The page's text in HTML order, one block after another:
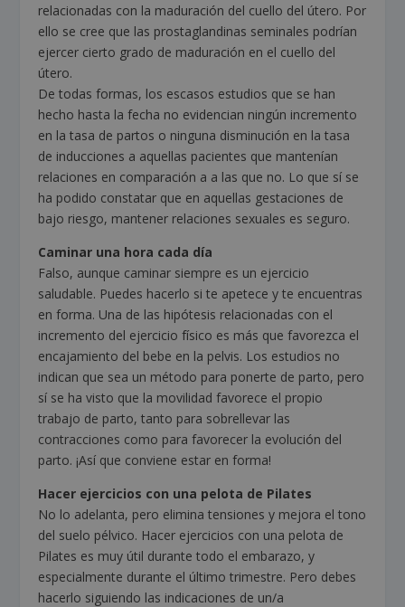
relacionadas con la maduración del cuello del útero. Por
ello se cree que las prostaglandinas seminales podrían
ejercer cierto grado de maduración en el cuello del
útero.
De todas formas, los escasos estudios que se han
hecho hasta la fecha no evidencian ningún incremento
en la tasa de partos o ninguna disminución en la tasa
de inducciones a aquellas pacientes que mantenían
relaciones en comparación a a las que no. Lo que sí se
ha podido constatar que en aquellas gestaciones de
bajo riesgo, mantener relaciones sexuales es seguro.
Caminar una hora cada día
Falso, aunque caminar siempre es un ejercicio
saludable. Puedes hacerlo si te apetece y te encuentras
en forma. Una de las hipótesis relacionadas con el
incremento del ejercicio físico es más que favorezca el
encajamiento del bebe en la pelvis. Los estudios no
indican que sea un método para ponerte de parto, pero
sí se ha visto que la movilidad favorece el propio
trabajo de parto, tanto para sobrellevar las
contracciones como para favorecer la evolución del
parto. ¡Así que conviene estar en forma!
Hacer ejercicios con una pelota de Pilates
No lo adelanta, pero elimina tensiones y mejora el tono
del suelo pélvico. Hacer ejercicios con una pelota de
Pilates es muy útil durante todo el embarazo, y
especialmente durante el último trimestre. Pero debes
hacerlo siguiendo las indicaciones de un/a